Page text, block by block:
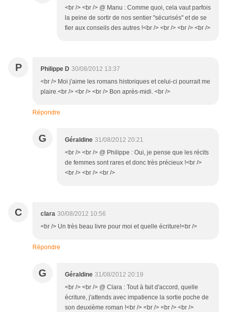
<br /> <br /> @ Manu : Comme quoi, cela vaut parfois
la peine de sortir de nos sentier "sécurisés" et de se
fier aux conseils des autres !<br /> <br /> <br /> <br />
P Philippe D 30/08/2012 13:37
<br /> Moi j'aime les romans historiques et celui-ci pourrait me
plaire.<br /> <br /> <br /> Bon après-midi. <br />
Répondre
G Géraldine 31/08/2012 20:21
<br /> <br /> @ Philippe : Oui, je pense que les récits
de femmes sont rares et donc très précieux !<br />
<br /> <br /> <br />
C clara 30/08/2012 10:56
<br /> Un très beau livre pour moi et quelle écriture!<br />
Répondre
G Géraldine 31/08/2012 20:19
<br /> <br /> @ Clara : Tout à fait d'accord, quelle
écriture, j'attends avec impatience la sortie poche de
son deuxième roman !<br /> <br /> <br /> <br />